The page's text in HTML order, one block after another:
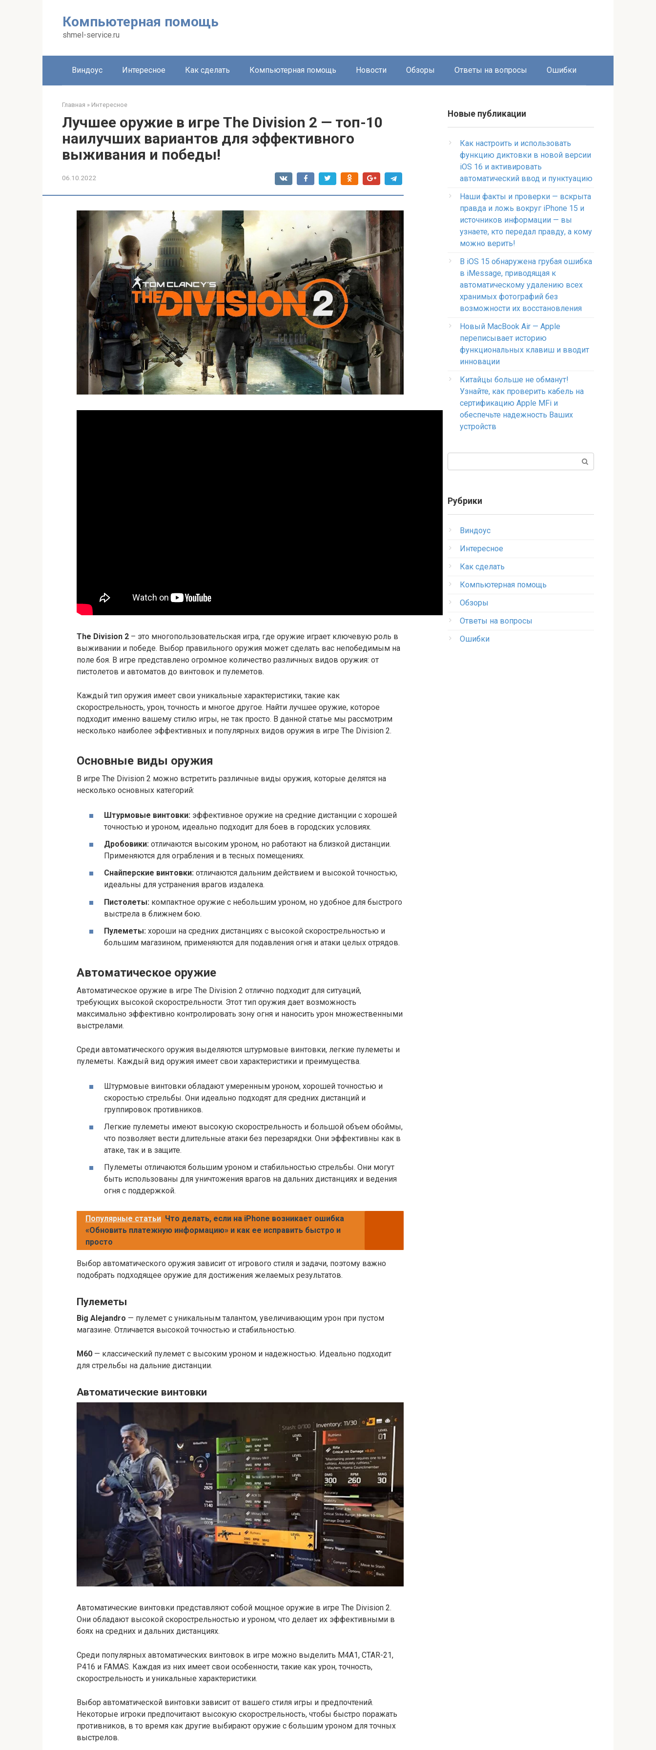
Компьютерная помощь
shmel-service.ru
Виндоус Интересное Как сделать Компьютерная помощь Новости Обзоры Ответы на вопросы Ошибки
Главная » Интересное
Лучшее оружие в игре The Division 2 — топ-10
наилучших вариантов для эффективного
выживания и победы!
06.10.2022
The Division 2 – это многопользовательская игра, где оружие играет ключевую роль в
выживании и победе. Выбор правильного оружия может сделать вас непобедимым на
поле боя. В игре представлено огромное количество различных видов оружия: от
пистолетов и автоматов до винтовок и пулеметов.
Каждый тип оружия имеет свои уникальные характеристики, такие как
скорострельность, урон, точность и многое другое. Найти лучшее оружие, которое
подходит именно вашему стилю игры, не так просто. В данной статье мы рассмотрим
несколько наиболее эффективных и популярных видов оружия в игре The Division 2.
Основные виды оружия
В игре The Division 2 можно встретить различные виды оружия, которые делятся на
несколько основных категорий:
Штурмовые винтовки: эффективное оружие на средние дистанции с хорошей
точностью и уроном, идеально подходит для боев в городских условиях.
Дробовики: отличаются высоким уроном, но работают на близкой дистанции.
Применяются для ограбления и в тесных помещениях.
Снайперские винтовки: отличаются дальним действием и высокой точностью,
идеальны для устранения врагов издалека.
Пистолеты: компактное оружие с небольшим уроном, но удобное для быстрого
выстрела в ближнем бою.
Пулеметы: хороши на средних дистанциях с высокой скорострельностью и
большим магазином, применяются для подавления огня и атаки целых отрядов.
Автоматическое оружие
Автоматическое оружие в игре The Division 2 отлично подходит для ситуаций,
требующих высокой скорострельности. Этот тип оружия дает возможность
максимально эффективно контролировать зону огня и наносить урон множественными
выстрелами.
Среди автоматического оружия выделяются штурмовые винтовки, легкие пулеметы и
пулеметы. Каждый вид оружия имеет свои характеристики и преимущества.
Штурмовые винтовки обладают умеренным уроном, хорошей точностью и
скоростью стрельбы. Они идеально подходят для средних дистанций и
группировок противников.
Легкие пулеметы имеют высокую скорострельность и большой объем обоймы,
что позволяет вести длительные атаки без перезарядки. Они эффективны как в
атаке, так и в защите.
Пулеметы отличаются большим уроном и стабильностью стрельбы. Они могут
быть использованы для уничтожения врагов на дальних дистанциях и ведения
огня с поддержкой.
Популярные статьи Что делать, если на iPhone возникает ошибка
«Обновить платежную информацию» и как ее исправить быстро и
просто
Выбор автоматического оружия зависит от игрового стиля и задачи, поэтому важно
подобрать подходящее оружие для достижения желаемых результатов.
Пулеметы
Big Alejandro — пулемет с уникальным талантом, увеличивающим урон при пустом
магазине. Отличается высокой точностью и стабильностью.
M60 — классический пулемет с высоким уроном и надежностью. Идеально подходит
для стрельбы на дальние дистанции.
Автоматические винтовки
Автоматические винтовки представляют собой мощное оружие в игре The Division 2.
Они обладают высокой скорострельностью и уроном, что делает их эффективными в
боях на средних и дальних дистанциях.
Среди популярных автоматических винтовок в игре можно выделить M4A1, CTAR-21,
P416 и FAMAS. Каждая из них имеет свои особенности, такие как урон, точность,
скорострельность и уникальные характеристики.
Выбор автоматической винтовки зависит от вашего стиля игры и предпочтений.
Некоторые игроки предпочитают высокую скорострельность, чтобы быстро поражать
противников, в то время как другие выбирают оружие с большим уроном для точных
выстрелов.
Новые публикации
Как настроить и использовать
функцию диктовки в новой версии
iOS 16 и активировать
автоматический ввод и пунктуацию
Наши факты и проверки — вскрыта
правда и ложь вокруг iPhone 15 и
источников информации — вы
узнаете, кто передал правду, а кому
можно верить!
В iOS 15 обнаружена грубая ошибка
в iMessage, приводящая к
автоматическому удалению всех
хранимых фотографий без
возможности их восстановления
Новый MacBook Air — Apple
переписывает историю
функциональных клавиш и вводит
инновации
Китайцы больше не обманут!
Узнайте, как проверить кабель на
сертификацию Apple MFi и
обеспечьте надежность Ваших
устройств
Рубрики
Виндоус
Интересное
Как сделать
Компьютерная помощь
Обзоры
Ответы на вопросы
Ошибки